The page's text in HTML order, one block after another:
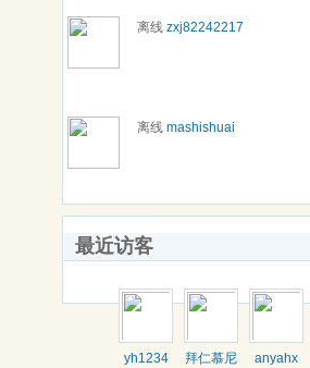
离线 zxj82242217
离线 mashishuai
最近访客
yh1234
拜仁慕尼
anyahx